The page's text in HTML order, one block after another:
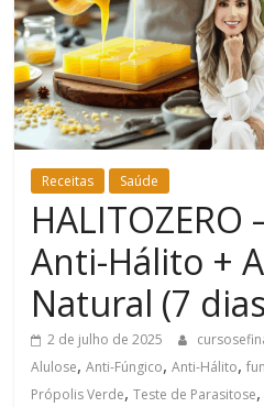
Estar
Receitas Saúde
HALITOZERO
Anti-Hálito +
Natural (7
2 de julho de 2025
Alulose,Anti-Fúngico,Anti-Hálito,
Própolis Verde,Teste de Parasitose